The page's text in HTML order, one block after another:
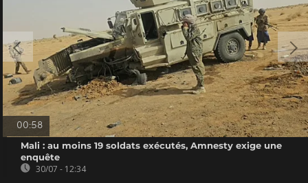
00:58
Mali : au moins 19 soldats exécutés, Amnesty exige une
enquête
30/07 - 12:34